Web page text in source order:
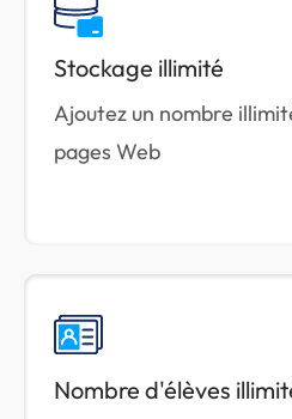
Stockage illimité
Ajoutez un nombre
pages Web
Nombre d'élèves